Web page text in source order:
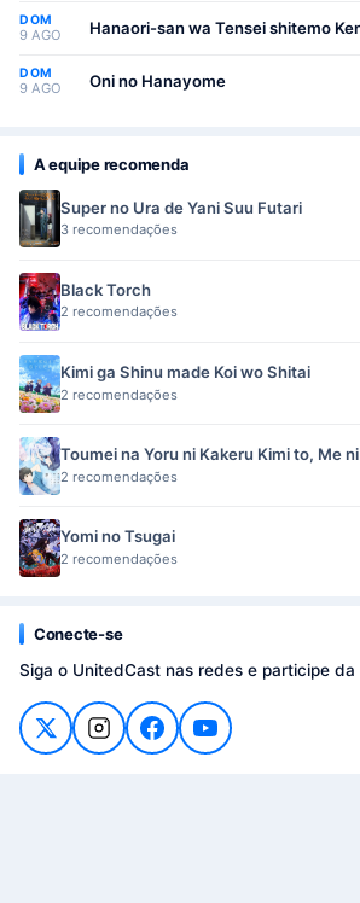
DOM
9 AGO Hanaori-san wa Tensei shitemo
DOM
9 AGO Oni no Hanayome
A equipe recomenda
Super no Ura de Yani Suu Futari
3 recomendações
Black Torch
2 recomendações
Kimi ga Shinu made Koi wo Shitai
2 recomendações
Toumei na Yoru ni Kakeru Kimi to, Me
2 recomendações
Yomi no Tsugai
2 recomendações
Conecte-se
Siga o UnitedCast nas redes e participe